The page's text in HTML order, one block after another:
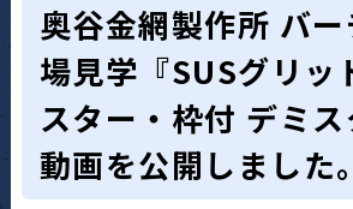
奥谷金網製作所 バ
場見学『SUSグリッ
スター・枠付 デミ
動画を公開しました。